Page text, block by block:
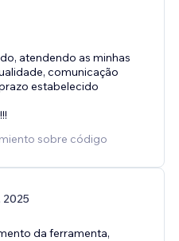
atendendo as minhas
comunicação
estabelecido
sobre código
2025
da ferramenta,